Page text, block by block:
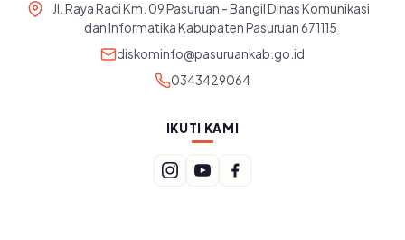
Jl. Raya Raci Km. 09 Pasuruan - Bangil Dinas Komunikasi
dan Informatika Kabupaten Pasuruan 671115
diskominfo@pasuruankab.go.id
0343429064
IKUTI KAMI